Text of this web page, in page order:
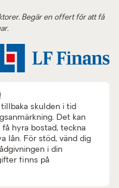
Begär en offert för att få
skulden i tid
Det kan
hyra bostad, teckna
lån. För stöd, vänd dig
i din
finns på